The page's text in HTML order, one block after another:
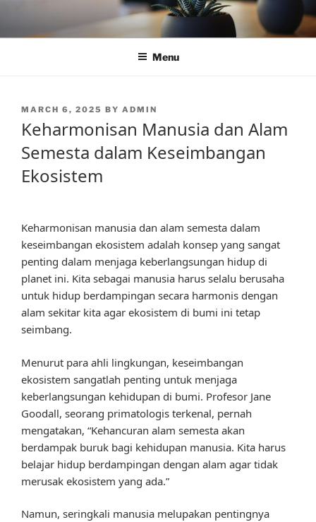
content
Menu
POSTED
MARCH 6, 2025 BY ADMIN
Keharmonisan Manusia dan Alam
Semesta dalam Keseimbangan
Ekosistem
Keharmonisan manusia dan alam semesta dalam
keseimbangan ekosistem adalah konsep yang sangat
penting dalam menjaga keberlangsungan hidup di
planet ini. Kita sebagai manusia harus selalu berusaha
untuk hidup berdampingan secara harmonis dengan
alam sekitar kita agar ekosistem di bumi ini tetap
seimbang.
Menurut para ahli lingkungan, keseimbangan
ekosistem sangatlah penting untuk menjaga
keberlangsungan kehidupan di bumi. Profesor Jane
Goodall, seorang primatologis terkenal, pernah
mengatakan, “Kehancuran alam semesta akan
berdampak buruk bagi kehidupan manusia. Kita harus
belajar hidup berdampingan dengan alam agar tidak
merusak ekosistem yang ada.”
Namun, seringkali manusia melupakan pentingnya